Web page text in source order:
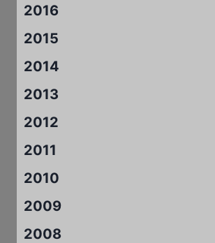
2016
2015
2014
2013
2012
2011
2010
2009
2008